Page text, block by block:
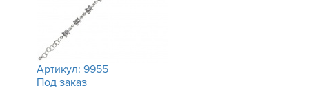
Артикул: 9955
Под заказ